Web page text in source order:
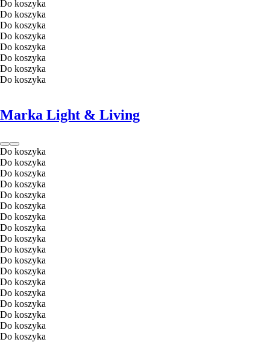
Do koszyka
Do koszyka
Do koszyka
Do koszyka
Do koszyka
Do koszyka
Do koszyka
Do koszyka
Marka Light & Living
Do koszyka
Do koszyka
Do koszyka
Do koszyka
Do koszyka
Do koszyka
Do koszyka
Do koszyka
Do koszyka
Do koszyka
Do koszyka
Do koszyka
Do koszyka
Do koszyka
Do koszyka
Do koszyka
Do koszyka
Do koszyka